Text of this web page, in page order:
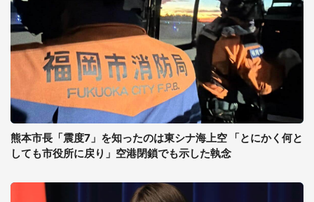
熊本市長「震度7」を知ったのは東シナ海上空 「とにかく何と
しても市役所に戻り」空港閉鎖でも示した執念